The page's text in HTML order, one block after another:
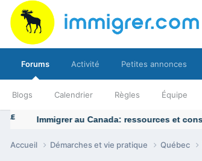
Forums
Blogs Calendrier Règles Équipe
Activité Petites annonces
Accueil Démarches et vie pratique Québec